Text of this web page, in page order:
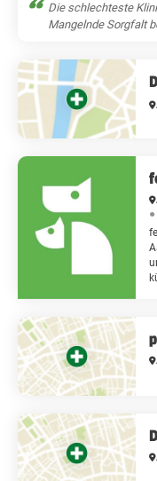
Die schlechteste
Mangelnde Sorgfalt